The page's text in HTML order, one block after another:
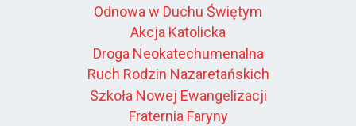
Odnowa w Duchu Świętym
Akcja Katolicka
Droga Neokatechumenalna
Ruch Rodzin Nazaretańskich
Szkoła Nowej Ewangelizacji
Fraternia Faryny